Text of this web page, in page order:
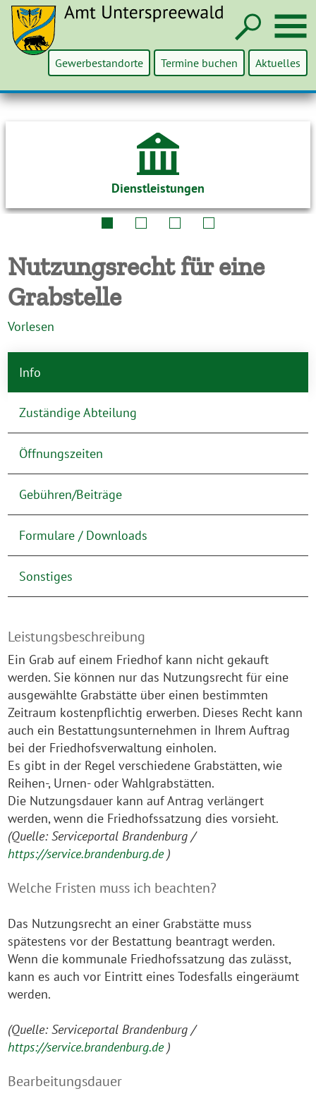
Gewerbestandorte Termine buchen Aktuelles
Dienstleistungen
Nutzungsrecht für eine
Grabstelle
Vorlesen
Info
Zuständige Abteilung
Öffnungszeiten
Gebühren/Beiträge
Formulare / Downloads
Sonstiges
Leistungsbeschreibung
Ein Grab auf einem Friedhof kann nicht gekauft
werden. Sie können nur das Nutzungsrecht für eine
ausgewählte Grabstätte über einen bestimmten
Zeitraum kostenpflichtig erwerben. Dieses Recht kann
auch ein Bestattungsunternehmen in Ihrem Auftrag
bei der Friedhofsverwaltung einholen.
Es gibt in der Regel verschiedene Grabstätten, wie
Reihen-, Urnen- oder Wahlgrabstätten.
Die Nutzungsdauer kann auf Antrag verlängert
werden, wenn die Friedhofssatzung dies vorsieht.
(Quelle: Serviceportal Brandenburg /
https://service.brandenburg.de)
Welche Fristen muss ich beachten?
Das Nutzungsrecht an einer Grabstätte muss
spätestens vor der Bestattung beantragt werden.
Wenn die kommunale Friedhofssatzung das zulässt,
kann es auch vor Eintritt eines Todesfalls eingeräumt
werden.
(Quelle: Serviceportal Brandenburg /
https://service.brandenburg.de)
Bearbeitungsdauer